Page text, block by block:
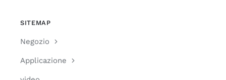
SITEMAP
Negozio
Applicazione